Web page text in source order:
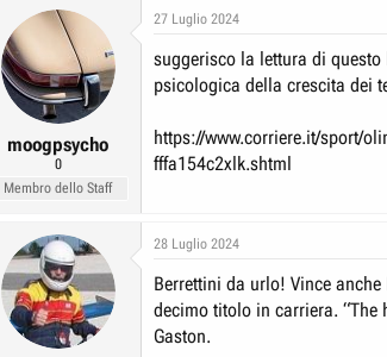
o
u
s
d
i
I
i
z
moogpsycho
0
Membro dello Staff
27 Luglio 2024
suggerisco la lettura di
psicologica della crescita dei
https://www.corriere.it/sport/
fffa154c2xlk.shtml
28 Luglio 2024
Berrettini da urlo! Vince
decimo titolo in carriera. “The
Gaston.